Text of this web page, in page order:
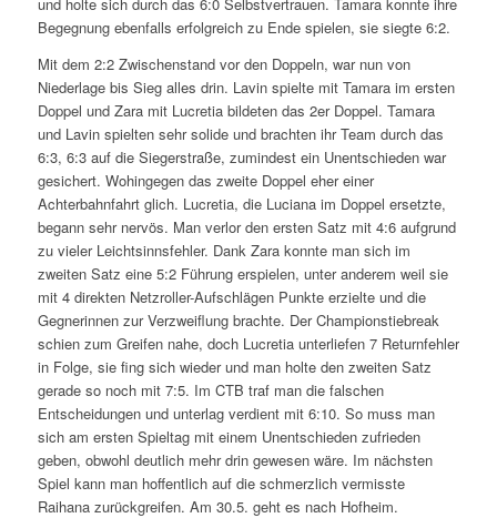
und holte sich durch das 6:0 Selbstvertrauen. Tamara konnte ihre
Begegnung ebenfalls erfolgreich zu Ende spielen, sie siegte 6:2.
Mit dem 2:2 Zwischenstand vor den Doppeln, war nun von
Niederlage bis Sieg alles drin. Lavin spielte mit Tamara im ersten
Doppel und Zara mit Lucretia bildeten das 2er Doppel. Tamara
und Lavin spielten sehr solide und brachten ihr Team durch das
6:3, 6:3 auf die Siegerstraße, zumindest ein Unentschieden war
gesichert. Wohingegen das zweite Doppel eher einer
Achterbahnfahrt glich. Lucretia, die Luciana im Doppel ersetzte,
begann sehr nervös. Man verlor den ersten Satz mit 4:6 aufgrund
zu vieler Leichtsinnsfehler. Dank Zara konnte man sich im
zweiten Satz eine 5:2 Führung erspielen, unter anderem weil sie
mit 4 direkten Netzroller-Aufschlägen Punkte erzielte und die
Gegnerinnen zur Verzweiflung brachte. Der Championstiebreak
schien zum Greifen nahe, doch Lucretia unterliefen 7 Returnfehler
in Folge, sie fing sich wieder und man holte den zweiten Satz
gerade so noch mit 7:5. Im CTB traf man die falschen
Entscheidungen und unterlag verdient mit 6:10. So muss man
sich am ersten Spieltag mit einem Unentschieden zufrieden
geben, obwohl deutlich mehr drin gewesen wäre. Im nächsten
Spiel kann man hoffentlich auf die schmerzlich vermisste
Raihana zurückgreifen. Am 30.5. geht es nach Hofheim.